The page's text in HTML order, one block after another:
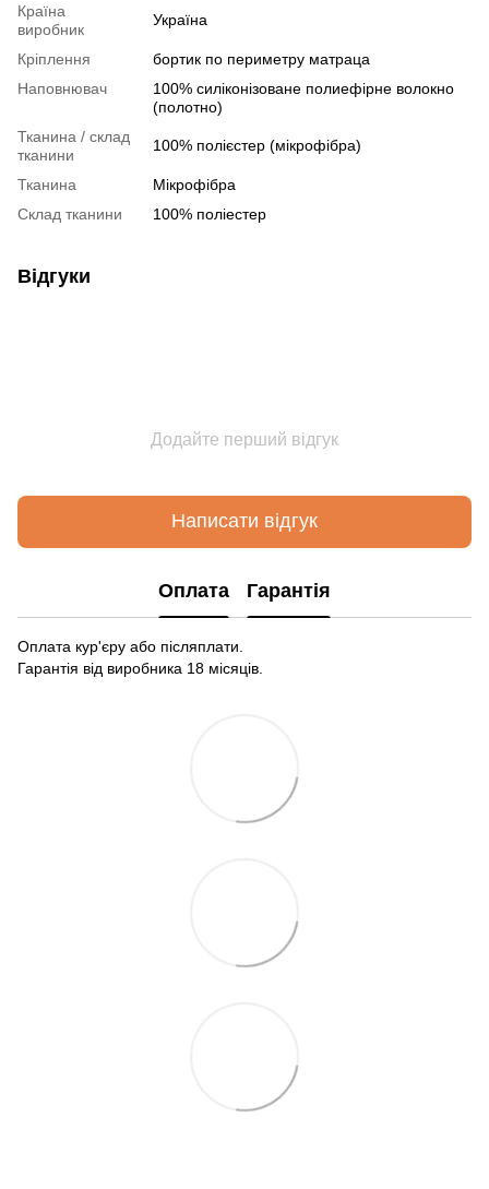
Країна
виробник
Україна
Кріплення
бортик по периметру матраца
Наповнювач
100% силіконізоване полиефірне волокно
(полотно)
Тканина / склад
тканини
100% полієстер (мікрофібра)
Тканина
Мікрофібра
Склад тканини
100% поліестер
Відгуки
Додайте перший відгук
Написати відгук
Оплата Гарантія
Оплата кур'єру або післяплати.
Гарантія від виробника 18 місяців.